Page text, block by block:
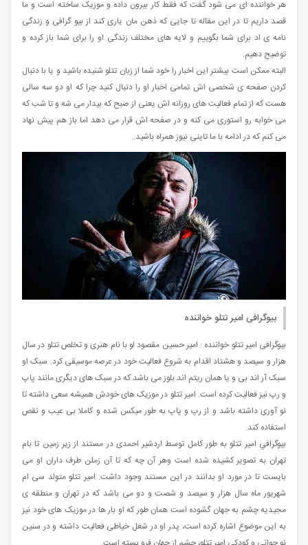
هر خواننده ای می شود گفت که فقط کار بیرون داده و موزیک ساخته است و ما
قصد داریم تا در این مقاله تا جایی که ذهن مان یاری کند از بیو گرافی و زندگی
نامه ی اد برای شما بگوییم و لایه های مختلف زندگی او را برای شما باز کرده و
توضیح دهیم.
البته ممکن است بیشتر این اخبار را خود شما از زبان تتلو شنیده باشید و یا با دنبال
کردن صفحه ی شخصی اش تمامی اخبار او را دنبال کنید چرا که او دو سه سالی
هست که از تمام فعالیت های روزانه اش یعنی از صبح که بیدار می شه و تا شب که
می خوابه رو استوری می کنه و در صفحه اش قرار می دهد اما باز هم پیش نهاد
می کنم که در ادامه با ما تاینی نیوز همراه باشید..
بیوگرافی امیر تتلو خواننده
بیوگرافی امیر تتلو خواننده : امیر حسین مقصود لو با نام هنری و تخلص تتلو در سال
هزار و سیصد و هشتاد اقدام به شروع فعالیت خود در عرصه موسیقی کرد. سبک او
سبک آر اند بی و یا همان ریتم اند بلوز می باشد که در سبک های دیگری مانند پاپ
و رپ نیز فعالیت کرده است. امیر تتلو در موزیک های خودش همیشه سعی داشته تا
نو آوری داشته باشد و از رپ و پاپ به طور میکس شده و کاملا بی عیب و نقص
استفاده کند.
بيوگرافي امیر تتلو به طور کامل توسط اردشیر احمدی در مستند از زیر زمین تا بام
تهران به تصویر کشیده شده است وهر آن چه که تا آن زملن طرف داران او می
بایست تا در مورد او بدانند در این مستند وجود داشت. امیر تتلو متولد سی ام
شهریور ماه سال هزار و سیصد و شصت و دو می باشد که در تهران و منطقه ی
مجیدیه چشم به جهان گشوده است همان طور که او بار ها در موزیک های خود نیز
به این موضوع اشاره کرده است، پدر او در شغل خیاطی فعالیت داشته و در سنین